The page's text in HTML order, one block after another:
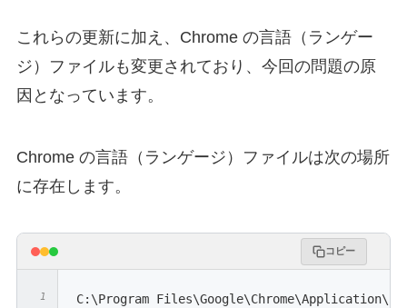
これらの更新に加え、Chrome の言語（ランゲー
ジ）ファイルも変更されており、今回の問題の原
因となっています。
Chrome の言語（ランゲージ）ファイルは次の場所
に存在します。
コピー
C:\Program